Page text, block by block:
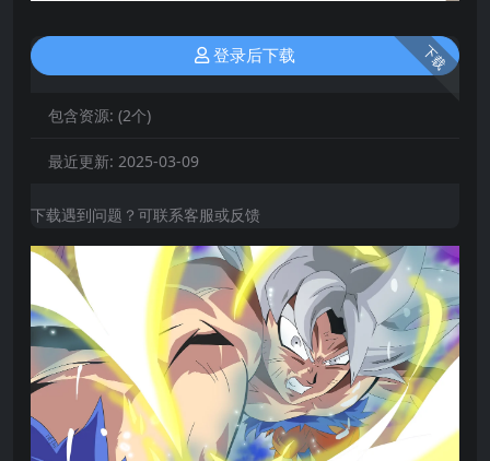
下载
登录后下载
包含资源: (2个)
最近更新: 2025-03-09
下载遇到问题？可联系客服或反馈